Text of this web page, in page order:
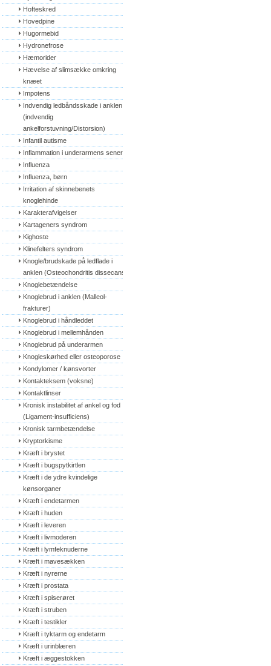
Hofteskred
Hovedpine
Hugormebid
Hydronefrose
Hæmorider
Hævelse af slimsække omkring
knæet
Impotens
Indvendig ledbåndsskade i anklen
(indvendig
ankelforstuvning/Distorsion)
Infantil autisme
Inflammation i underarmens sener
Influenza
Influenza, børn
Irritation af skinnebenets
knoglehinde
Karakterafvigelser
Kartageners syndrom
Kighoste
Klinefelters syndrom
Knogle/brudskade på ledflade i
anklen (Osteochondritis dissecans)
Knoglebetændelse
Knoglebrud i anklen (Malleol-
frakturer)
Knoglebrud i håndleddet
Knoglebrud i mellemhånden
Knoglebrud på underarmen
Knogleskørhed eller osteoporose
Kondylomer / kønsvorter
Kontakteksem (voksne)
Kontaktlinser
Kronisk instabilitet af ankel og fod
(Ligament-insufficiens)
Kronisk tarmbetændelse
Kryptorkisme
Kræft i brystet
Kræft i bugspytkirtlen
Kræft i de ydre kvindelige
kønsorganer
Kræft i endetarmen
Kræft i huden
Kræft i leveren
Kræft i livmoderen
Kræft i lymfeknuderne
Kræft i mavesækken
Kræft i nyrerne
Kræft i prostata
Kræft i spiserøret
Kræft i struben
Kræft i testikler
Kræft i tyktarm og endetarm
Kræft i urinblæren
Kræft i æggestokken